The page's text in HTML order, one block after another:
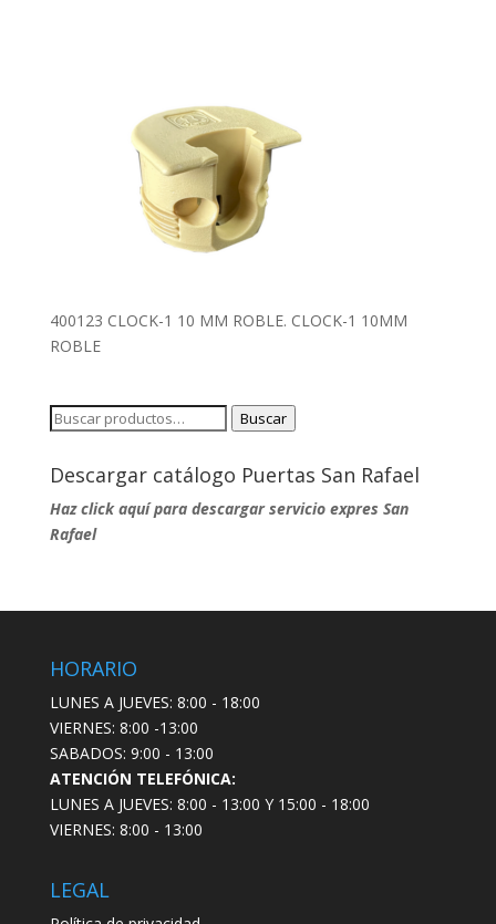
400123 CLOCK-1 10 MM ROBLE. CLOCK-1 10MM
ROBLE
Buscar
Buscar
Descargar catálogo Puertas San Rafael
Haz click aquí para descargar servicio expres San
Rafael
HORARIO
LUNES A JUEVES: 8:00 - 18:00
VIERNES: 8:00 -13:00
SABADOS: 9:00 - 13:00
ATENCIÓN TELEFÓNICA:
LUNES A JUEVES: 8:00 - 13:00 Y 15:00 - 18:00
VIERNES: 8:00 - 13:00
LEGAL